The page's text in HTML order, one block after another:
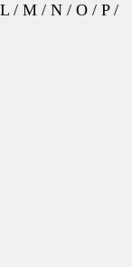
L / M / N / O / P/